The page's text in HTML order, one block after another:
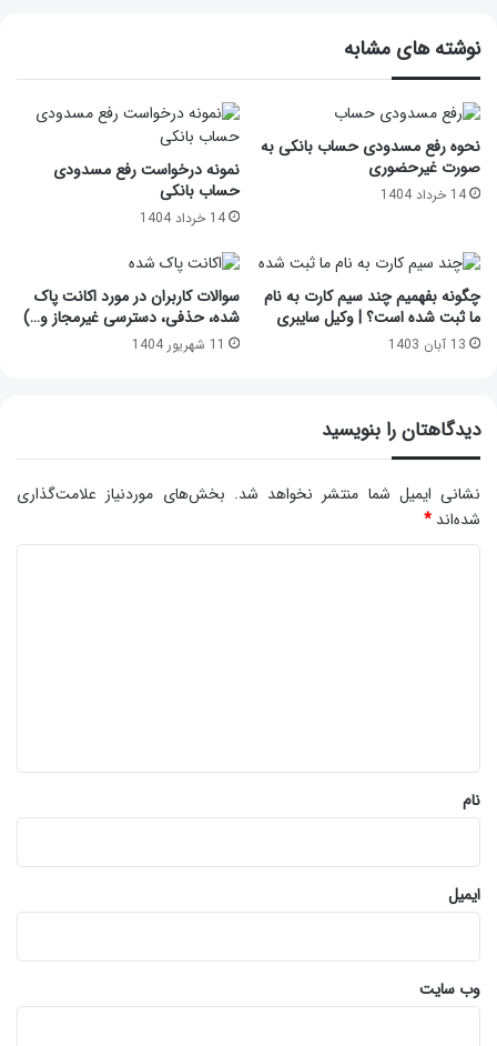
نوشته های مشابه
نحوه رفع مسدودی حساب بانکی به
صورت غیرحضوری
14 خرداد 1404
نمونه درخواست رفع مسدودی
حساب بانکی
14 خرداد 1404
چگونه بفهمیم چند سیم کارت به نام
ما ثبت شده است؟ | وکیل سایبری
13 آبان 1403
سوالات کاربران در مورد اکانت پاک
شده، حذفی، دسترسی غیرمجاز و…)
11 شهریور 1404
دیدگاهتان را بنویسید
نشانی ایمیل شما منتشر نخواهد شد. بخش‌های موردنیاز علامت‌گذاری
شده‌اند *
نام
ایمیل
وب‌ سایت